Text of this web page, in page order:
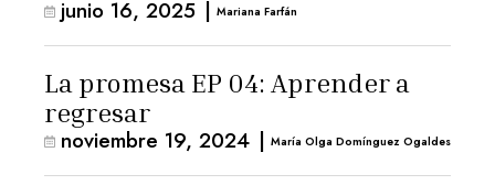
junio 16, 2025 | Mariana Farfán
La promesa EP 04: Aprender a
regresar
noviembre 19, 2024 | María Olga Domínguez Ogaldes